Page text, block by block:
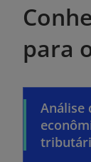
para
Análise